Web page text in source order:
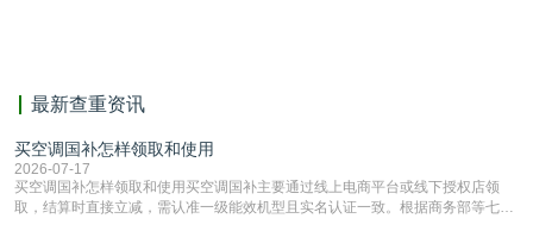
最新查重资讯
买空调国补怎样领取和使用
2026-07-17
买空调国补怎样领取和使用买空调国补主要通过线上电商平台或线下授权店领
取，结算时直接立减‌，需认准一级能效机型且实名认证一致。根据商务部等七部